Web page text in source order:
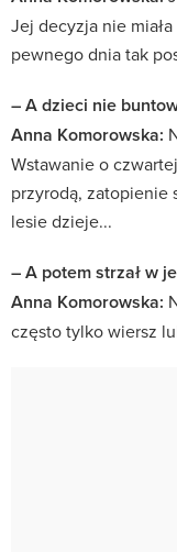
Jej decyzja nie
pewnego dnia tak
– A dzieci nie
Anna Komorowska:
Wstawanie o
przyrodą, zatopienie
lesie dzieje...
– A potem strzał w
Anna Komorowska:
często tylko wiersz